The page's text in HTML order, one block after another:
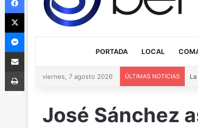
PORTADA LOCAL
viernes, 7 agosto 2026 ÚLTIMAS NOTICIAS
José Sánchez
X
Messenger
Compartir via Email